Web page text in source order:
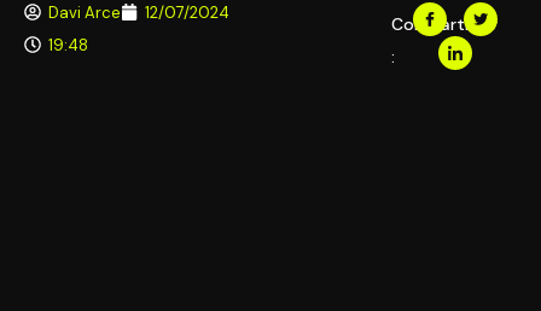
Davi Arce
12/07/2024
19:48
Compartilhar
: